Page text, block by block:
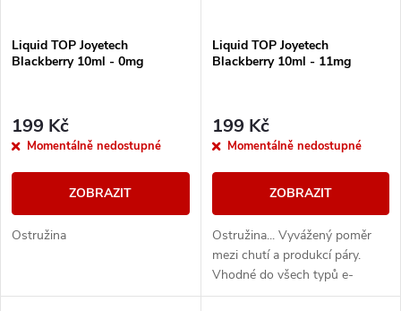
Liquid TOP Joyetech
Blackberry 10ml - 0mg
199 Kč
Momentálně nedostupné
ZOBRAZIT
Ostružina
Liquid TOP Joyetech
Blackberry 10ml - 11mg
199 Kč
Momentálně nedostupné
ZOBRAZIT
Ostružina... Vyvážený poměr
mezi chutí a produkcí páry.
Vhodné do všech typů e-
cigaret